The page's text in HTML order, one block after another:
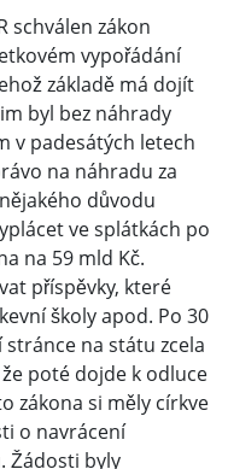
schválen zákon
vypořádání
základě má dojít
byl bez náhrady
v padesátých letech
na náhradu za
důvodu
ve splátkách po
na 59 mld Kč.
příspěvky, které
školy apod. Po 30
na státu zcela
poté dojde k odluce
zákona si měly církve
o navrácení
Žádosti byly